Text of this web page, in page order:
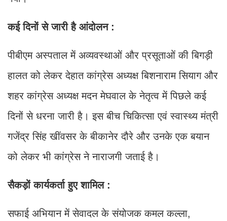
कई दिनों से जारी है आंदोलन :
पीबीएम अस्पताल में अव्यवस्थाओं और प्रसूताओं की बिगड़ी
हालत को लेकर देहात कांग्रेस अध्यक्ष बिशनाराम सियाग और
शहर कांग्रेस अध्यक्ष मदन मेघवाल के नेतृत्व में पिछले कई
दिनों से धरना जारी है। इस बीच चिकित्सा एवं स्वास्थ्य मंत्री
गजेंद्र सिंह खींवसर के बीकानेर दौरे और उनके एक बयान
को लेकर भी कांग्रेस ने नाराजगी जताई है।
सैकड़ों कार्यकर्ता हुए शामिल :
सफाई अभियान में सेवादल के संयोजक कमल कल्ला,